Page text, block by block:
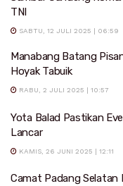
TNI
SABTU, 12 JULI 2025 | 06:59
Manabang Batang
Hoyak Tabuik
RABU, 2 JULI 2025 | 10:57
Yota Balad Pastikan
Lancar
KAMIS, 26 JUNI 2025 | 12:11
Camat Padang Selatan